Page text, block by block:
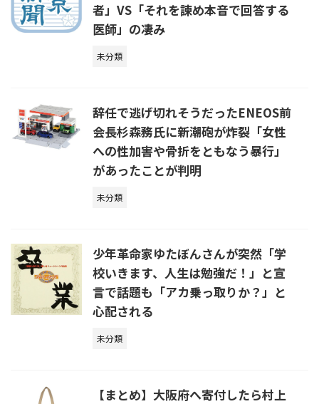
者」VS「それを諫め本音で回答する
医師」の凄み
未分類
辞任で逃げ切れそうだったENEOS前
会長杉森務氏に新潮砲が炸裂「女性
への性加害や骨折をともなう暴行」
があったことが判明
未分類
少年革命家ゆたぼんさんが突然「学
校いきます、人生は勉強だ！」と宣
言で話題も「アカ乗っ取りか？」と
心配される
未分類
【まとめ】大阪府へ寄付したら村上